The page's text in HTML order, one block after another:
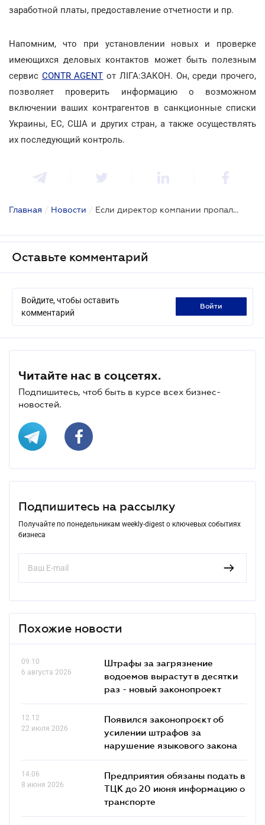
заработной платы, предоставление отчетности и пр.
Напомним, что при установлении новых и проверке
имеющихся деловых контактов может быть полезным
сервис CONTR AGENT от ЛІГА:ЗАКОН. Он, среди прочего,
позволяет проверить информацию о возможном
включении ваших контрагентов в санкционные списки
Украины, ЕС, США и других стран, а также осуществлять
их последующий контроль.
Главная / Новости / Если директор компании пропал…
Оставьте комментарий
Войдите, чтобы оставить
комментарий
войти
Читайте нас в соцсетях.
Подпишитесь, чтоб быть в курсе всех бизнес-
новостей.
Подпишитесь на рассылку
Получайте по понедельникам weekly-digest о ключевых событиях
бизнеса
Похожие новости
09.10
6 августа 2026
Штрафы за загрязнение
водоемов вырастут в десятки
раз - новый законопроект
12.12
22 июля 2026
Появился законопроєкт об
усилении штрафов за
нарушение языкового закона
14.06
8 июня 2026
Предприятия обязаны подать в
ТЦК до 20 июня информацию о
транспорте